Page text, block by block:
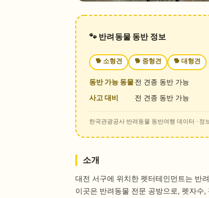
🐾 반려동물 동반 정보
🐕 소형견 🐕 중형견 🐕 대형견
동반 가능 동물전 견종 동반 가능
사고 대비
전 견종 동반 가능
한국관광공사 반려동물 동반여행 데이터 · 정
소개
대전 서구에 위치한 펫터테인먼트는 반
이곳은 반려동물 전문 공방으로, 펫자수